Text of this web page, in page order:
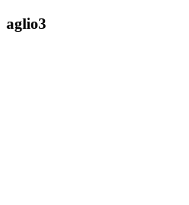
aglio3